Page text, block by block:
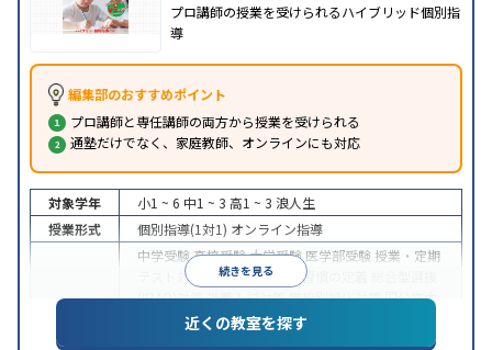
プロ講師の授業を受けられるハイブリッド個別指
導
編集部のおすすめポイント
プロ講師と専任講師の両方から授業を受けられる
通塾だけでなく、家庭教師、オンラインにも対応
続きを見る
対象学年 小1 ~ 6 中1 ~ 3 高1 ~ 3 浪人生
授業形式
個別指導(1対1) オンライン指導
中学受験高校受験大学受験 医学部受験 授業・定期
テスト対策
内申点対策 学習習慣の定着
(旧AO)対策推薦入試対策学校別特化対策国公立大
私大対策共通テスト対策
英語・英会話特化
近くの教室を探す